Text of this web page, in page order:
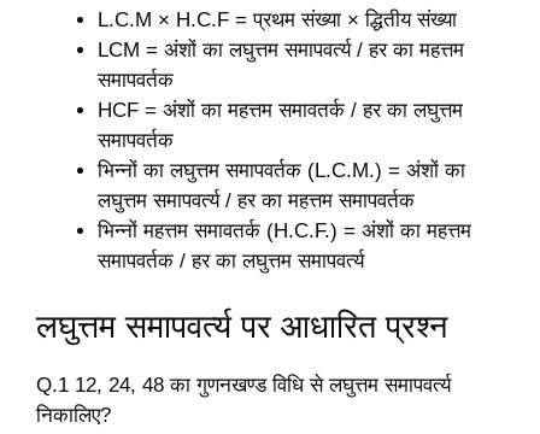
L.C.M × H.C.F = प्रथम संख्या × द्धितीय संख्या
LCM = अंशों का लघुत्तम समापवर्त्य / हर का महत्तम
समापवर्तक
HCF = अंशों का महत्तम समावतर्क / हर का लघुत्तम
समापवर्तक
भिन्नों का लघुत्तम समापवर्तक (L.C.M.) = अंशों का
लघुत्तम समापवर्त्य / हर का महत्तम समापवर्तक
भिन्नों महत्तम समावतर्क (H.C.F.) = अंशों का महत्तम
समापवर्तक / हर का लघुत्तम समापवर्त्य
लघुत्तम समापवर्त्य पर आधारित प्रश्न
Q.1 12, 24, 48 का गुणनखण्ड विधि से लघुत्तम समापवर्त्य
निकालिए?